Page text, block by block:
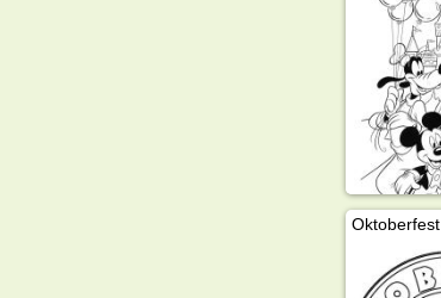
Oktoberfest